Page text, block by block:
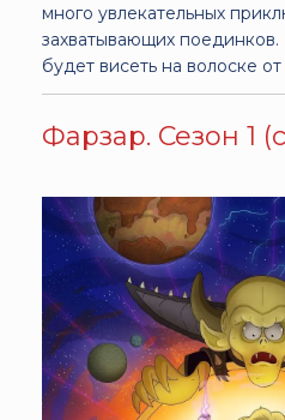
много увлекательных
захватывающих
будет висеть на волоске от
Фарзар. Сезон 1